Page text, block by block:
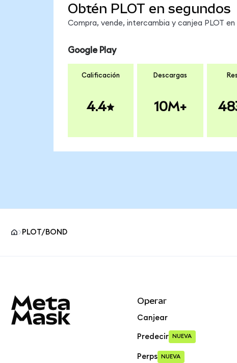
Obtén PLOT en segundos
Compra, vende, intercambia y canjea PLOT
Google Play
Calificación
4.4
Descargas
10M+
PLOT/BOND
Operar
Canjear
Predecir NUEVA
Perps NUEVA